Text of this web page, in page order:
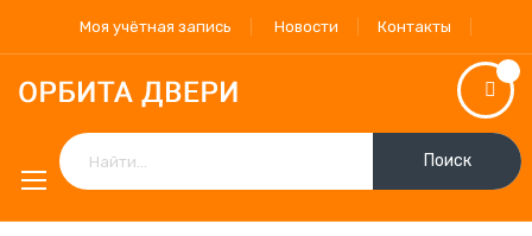
Моя учётная запись Новости Контакты
Поиск